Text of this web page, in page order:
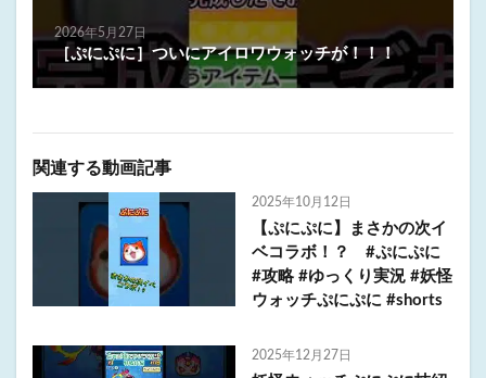
2026年5月27日
［ぷにぷに］ついにアイロワウォッチが！！！
関連する動画記事
2025年10月12日
【ぷにぷに】まさかの次イ
ベコラボ！？ #ぷにぷに
#攻略 #ゆっくり実況 #妖怪
ウォッチぷにぷに #shorts
2025年12月27日